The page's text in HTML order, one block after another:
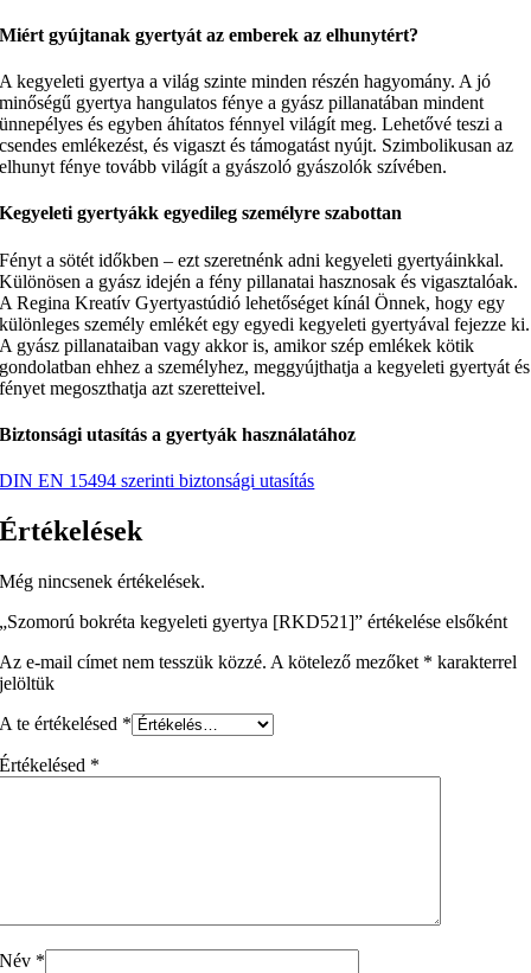
Miért gyújtanak gyertyát az emberek az elhunytért?
A kegyeleti gyertya a világ szinte minden részén hagyomány. A jó
minőségű gyertya hangulatos fénye a gyász pillanatában mindent
ünnepélyes és egyben áhítatos fénnyel világít meg. Lehetővé teszi a
csendes emlékezést, és vigaszt és támogatást nyújt. Szimbolikusan az
elhunyt fénye tovább világít a gyászoló gyászolók szívében.
Kegyeleti gyertyákk egyedileg személyre szabottan
Fényt a sötét időkben – ezt szeretnénk adni kegyeleti gyertyáinkkal.
Különösen a gyász idején a fény pillanatai hasznosak és vigasztalóak.
A Regina Kreatív Gyertyastúdió lehetőséget kínál Önnek, hogy egy
különleges személy emlékét egy egyedi kegyeleti gyertyával fejezze ki.
A gyász pillanataiban vagy akkor is, amikor szép emlékek kötik
gondolatban ehhez a személyhez, meggyújthatja a kegyeleti gyertyát és
fényet megoszthatja azt szeretteivel.
Biztonsági utasítás a gyertyák használatához
DIN EN 15494 szerinti biztonsági utasítás
Értékelések
Még nincsenek értékelések.
„Szomorú bokréta kegyeleti gyertya [RKD521]” értékelése elsőként
Az e-mail címet nem tesszük közzé. A kötelező mezőket * karakterrel
jelöltük
A te értékelésed *
Értékelésed *
Név *